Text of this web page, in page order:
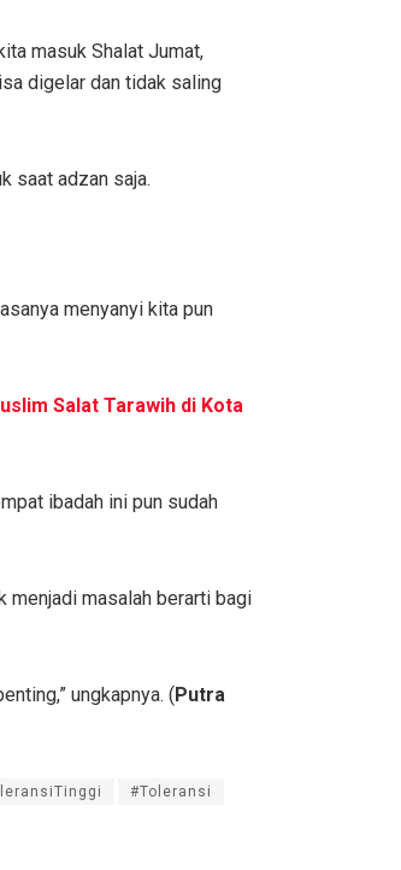
masuk Shalat Jumat,
digelar dan tidak saling
saat adzan saja.
menyanyi kita pun
Salat Tarawih di Kota
ibadah ini pun sudah
menjadi masalah berarti bagi
ungkapnya. (Putra
#Toleransi